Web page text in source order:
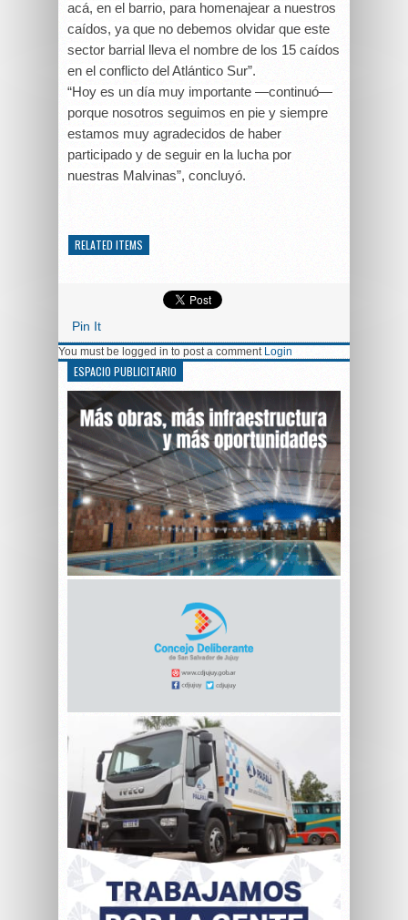
acá, en el barrio, para homenajear a nuestros
caídos, ya que no debemos olvidar que este
sector barrial lleva el nombre de los 15 caídos
en el conflicto del Atlántico Sur”.
“Hoy es un día muy importante —continuó—
porque nosotros seguimos en pie y siempre
estamos muy agradecidos de haber
participado y de seguir en la lucha por
nuestras Malvinas”, concluyó.
RELATED ITEMS
Pin It
You must be logged in to post a comment Login
ESPACIO PUBLICITARIO